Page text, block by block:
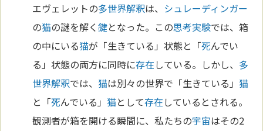
エヴェレットの多世界解釈は、 シュレーディンガー
の猫の謎を解く鍵となった。この思考実験では、箱
の中にいる猫が「生きている」状態と「死んでい
る」状態の両方に同時に存在している。しかし、 多
世界解釈では、 猫は別々の世界で「生きている」 猫
と「死んでいる」 猫として存在しているとされる。
観測者が箱を開ける瞬間に、私たちの宇宙はその2